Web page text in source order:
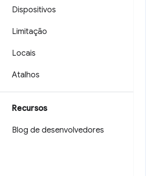
Dispositivos
Limitação
Locais
Atalhos
Recursos
Blog de desenvolvedores